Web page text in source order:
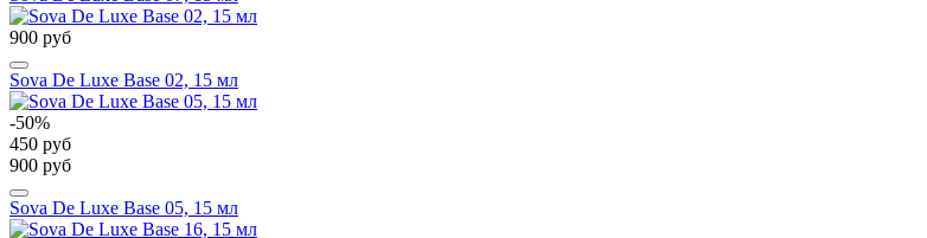
900 руб
Sova De Luxe Base 02, 15 мл
-50%
450 руб
900 руб
Sova De Luxe Base 05, 15 мл